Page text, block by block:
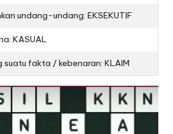
undang-undang: EKSEKUTIF
KASUAL
fakta / kebenaran: KLAIM